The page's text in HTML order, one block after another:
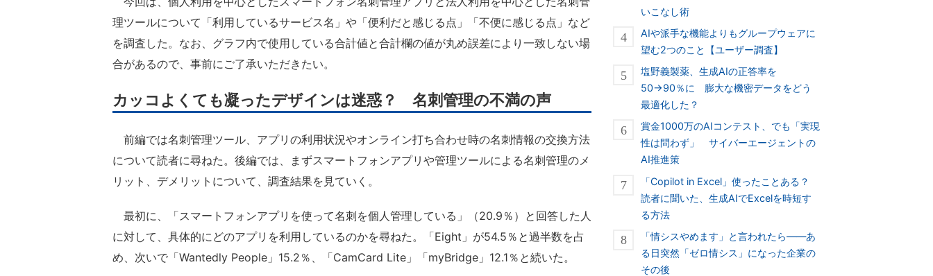
理ツールについて「利用しているサービス名」や「便利だと感じる点」「不便に感じる点」など
を調査した。なお、グラフ内で使用している合計値と合計欄の値が丸め誤差により一致しない場
合があるので、事前にご了承いただきたい。
カッコよくても凝ったデザインは迷惑？ 名刺管理の不満の声
前編では名刺管理ツール、アプリの利用状況やオンライン打ち合わせ時の名刺情報の交換方法
について読者に尋ねた。後編では、まずスマートフォンアプリや管理ツールによる名刺管理のメ
リット、デメリットについて、調査結果を見ていく。
最初に、「スマートフォンアプリを使って名刺を個人管理している」（20.9％）と回答した人
に対して、具体的にどのアプリを利用しているのかを尋ねた。「Eight」が54.5％と過半数を占
め、次いで「Wantedly People」15.2％、「CamCard Lite」「myBridge」12.1％と続いた。
いこなし術
AIや派手な機能よりもグループウェアに
望む2つのこと【ユーザー調査】
塩野義製薬、生成AIの正答率を
50→90％に 膨大な機密データをどう
最適化した？
賞金1000万のAIコンテスト、でも「実現
性は問わず」 サイバーエージェントの
AI推進策
「Copilot in Excel」使ったことある？
読者に聞いた、生成AIでExcelを時短す
る方法
「情シスやめます」と言われたら――あ
る日突然「ゼロ情シス」になった企業の
その後